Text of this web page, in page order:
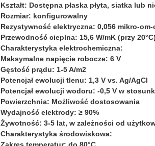
Kształt: Dostępna płaska płyta, siatka lub
Rozmiar: konfigurowalny
Rezystywność elektryczna: 0,056 mikro-om-
Przewodność cieplna: 15,6 W/mK (przy 20°C)
Charakterystyka elektrochemiczna:
Maksymalne napięcie robocze: 6 V
Gęstość prądu: 1-5 A/m2
Potencjał ewolucji tlenu: 1,3 V vs. Ag/AgCl
Potencjał ewolucji wodoru: -0,5 V w
Powierzchnia: Możliwość dostosowania
Wydajność elektrody: ≥ 90%
Żywotność: 3-5 lat, w zależności od
Charakterystyka środowiskowa: